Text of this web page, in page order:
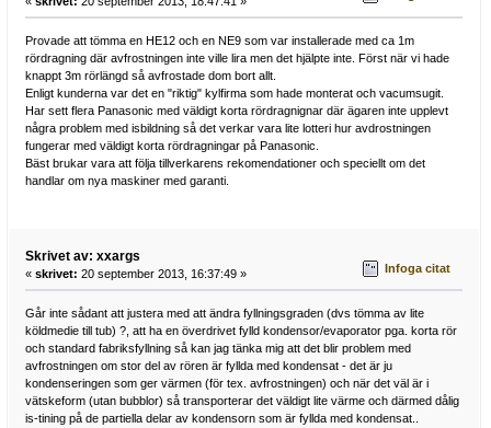
Provade att tömma en HE12 och en NE9 som var installerade med ca 1m
rördragning där avfrostningen inte ville lira men det hjälpte inte. Först när vi hade
knappt 3m rörlängd så avfrostade dom bort allt.
Enligt kunderna var det en "riktig" kylfirma som hade monterat och vacumsugit.
Har sett flera Panasonic med väldigt korta rördragnignar där ägaren inte upplevt
några problem med isbildning så det verkar vara lite lotteri hur avdrostningen
fungerar med väldigt korta rördragningar på Panasonic.
Bäst brukar vara att följa tillverkarens rekomendationer och speciellt om det
handlar om nya maskiner med garanti.
Skrivet av: xxargs
« skrivet: 20 september 2013, 16:37:49 » Infoga citat
Går inte sådant att justera med att ändra fyllningsgraden (dvs tömma av lite
köldmedie till tub) ?, att ha en överdrivet fylld kondensor/evaporator pga. korta rör
och standard fabriksfyllning så kan jag tänka mig att det blir problem med
avfrostningen om stor del av rören är fyllda med kondensat - det är ju
kondenseringen som ger värmen (för tex. avfrostningen) och när det väl är i
vätskeform (utan bubblor) så transporterar det väldigt lite värme och därmed dålig
is-tining på de partiella delar av kondensorn som är fyllda med kondensat..